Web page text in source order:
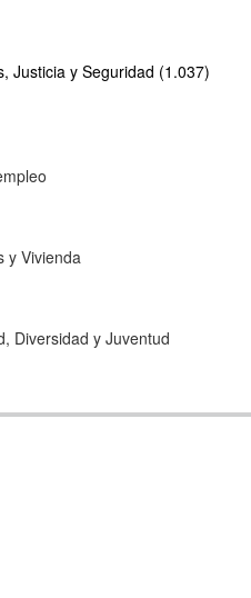
Justicia y Seguridad (1.037)
y Vivienda
Diversidad y Juventud